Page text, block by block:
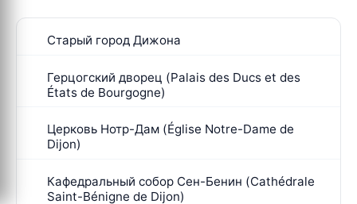
Старый город Дижона
Герцогский дворец (Palais des Ducs et des
États de Bourgogne)
Церковь Нотр-Дам (Église Notre-Dame de
Dijon)
Кафедральный собор Сен-Бенин (Cathédrale
Saint-Bénigne de Dijon)